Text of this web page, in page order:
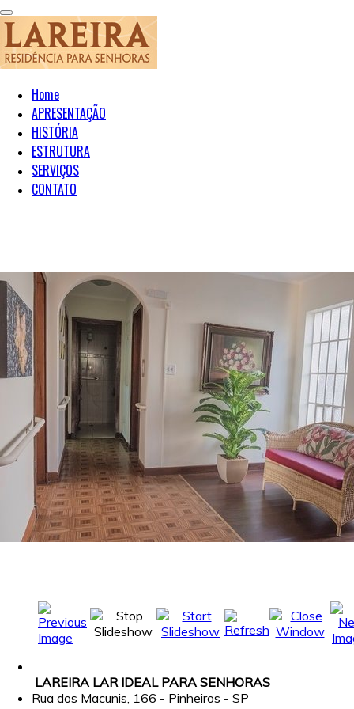
Home
APRESENTAÇÃO
HISTÓRIA
ESTRUTURA
SERVIÇOS
CONTATO
LAREIRA LAR IDEAL PARA SENHORAS
Rua dos Macunis, 166 - Pinheiros - SP